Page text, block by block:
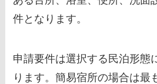
件となります。
申請要件は選択する民泊形態
ります。簡易宿所の場合は最